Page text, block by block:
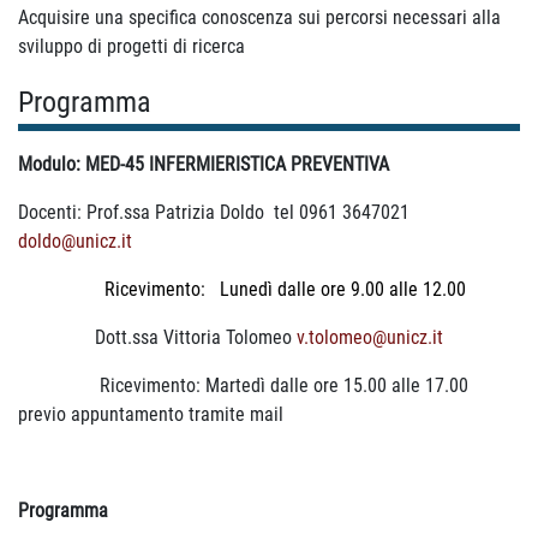
Acquisire una specifica conoscenza sui percorsi necessari alla
sviluppo di progetti di ricerca
Programma
Modulo: MED-45 INFERMIERISTICA PREVENTIVA
Docenti: Prof.ssa Patrizia Doldo tel 0961 3647021
doldo@unicz.it
Ricevimento: Lunedì dalle ore 9.00 alle 12.00
Dott.ssa Vittoria Tolomeo v.tolomeo@unicz.it
Ricevimento: Martedì dalle ore 15.00 alle 17.00
previo appuntamento tramite mail
Programma